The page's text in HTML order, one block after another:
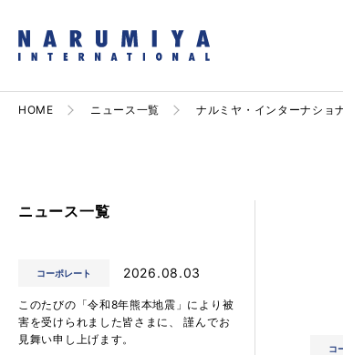
HOME ニュース一覧 ナルミヤ・インターナショ
コ
ニュース一覧
コーポレート 2026.08.03
このたびの「令和8年熊本地震」により被
害を受けられました皆さまに、 謹んでお
見舞い申し上げます。